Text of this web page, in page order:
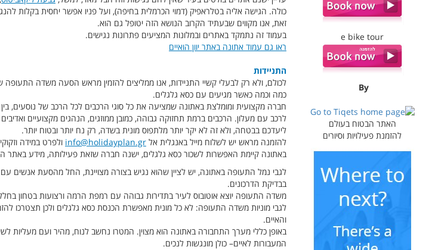
e bike tour
By
האתר הבטוח בעולם
להזמנת פעילויות וסיורים
כולה. הגישה אליה בטלראפיק (דמוי הכרמלית בחיפה), ועל פניו אפשר יחסית בקלות
זאת, אנו מקווים שבעתיד הקרוב הנושא הזה יטופל גם הוא.
בעמוד זה נתמקד באתרים ובמלונות המציעים פתרונות נגישים.
ראו גם עמוד אתונה באתר יוון הואיים
התניידות
לכולם, ולא רק לבעלי קשיי התניידות, אנו ממליצים להזמין מראש הסעה משדה
כמה וכמה כאשר מגיעים עם כסא גלגלים.
חברה מקצועית ומומלצת באתונה שמציעה את כל סוגי הרכבים לכל הרכב של נוסעים,
לרכב עם מעלון. הרכבים ברמת תחזוקה גבוהה, כמובן ממוזגים, הנהגים מקצועיים ואדיבים
ליעדכם בבטחה, ולא זה לא יקר יותר מלתפוס מונית בשדה, רק נח יותר ובטוח יותר.
להזמנה מראש יש לשלוח מייל באנגלית אל info@holidayplan.gr ולפרט במידה
באתונה קיימת האפשרות לשכור כסא גלגלים, ישנה חברה שזאת פעילותה, מידע באתר
לגבי נמל התעופה באתונה, יש לציין שהוא נגיש בצורה מצויינת, החל מהסעת אנשים
בבדיקת הדרכונים.
משדה התעופה יוצא אוטובוס לעיר בתדירות גבוהה עם רמפת הרמה ורצועות בטחון
לגבי מוניות משדה התעופה: לא כל מונית מאפשרת הכנסת כסא גלגלים ולכן תצטרכו
והאיים.
באופן כללי מערך התחבורה באתונה הוא מצוין. המטרו נחשב לנוח, מהיר ועם מעליות
המעבורות לאיים– כולן מונגשות לנכים.